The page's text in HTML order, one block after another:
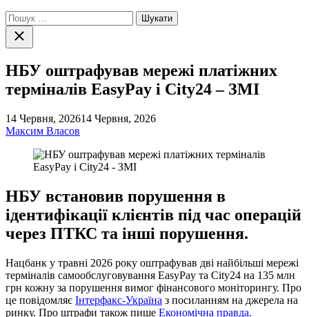
Пошук:
Закрити
пошук
НБУ оштрафував мережі платіжних
терміналів EasyPay і City24 – ЗМІ
14 Червня, 202614 Червня, 2026
Максим Власов
НБУ встановив порушення в
ідентифікації клієнтів під час операцій
через ПТКС та інші порушення.
Нацбанк у травні 2026 року оштрафував дві найбільші мережі
терміналів самообслуговування EasyPay та City24 на 135 млн
грн кожну за порушення вимог фінансового моніторингу. Про
це повідомляє Інтерфакс-Україна з посиланням на джерела на
ринку. Про штрафи також пише Економічна правда.